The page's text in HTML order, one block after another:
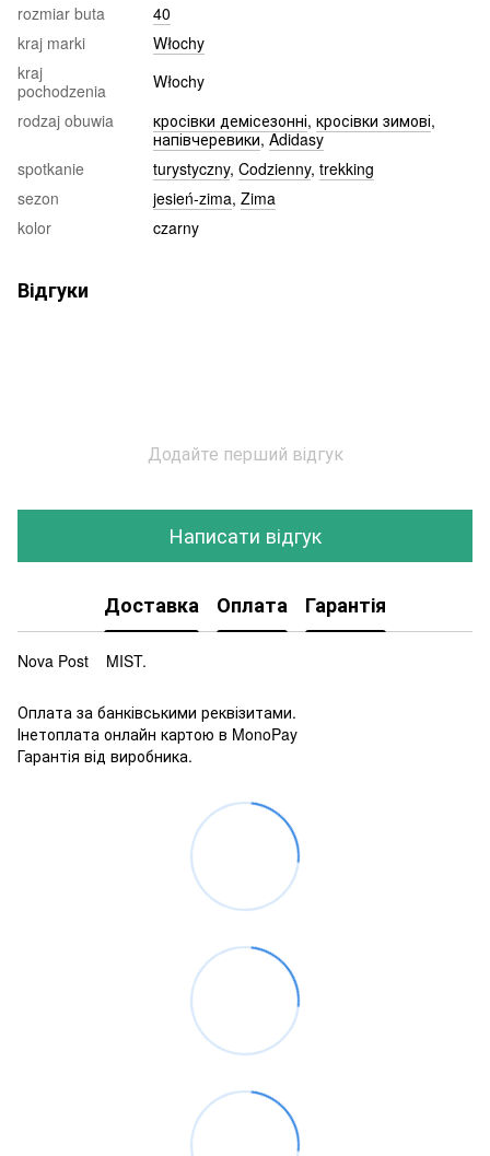
rozmiar buta
40
kraj marki
Włochy
kraj
pochodzenia
Włochy
rodzaj obuwia
кросівки демісезонні, кросівки зимові,
напівчеревики,Adidasy
spotkanie
turystyczny, Codzienny, trekking
sezon
jesień-zima, Zima
kolor
czarny
Відгуки
Додайте перший відгук
Написати відгук
Доставка Оплата Гарантія
Nova Post MIST.
Оплата за банківськими реквізитами.
Інетоплата онлайн картою в MonoPay
Гарантія від виробника.